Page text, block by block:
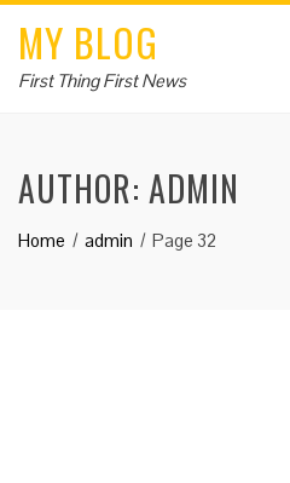
MY BLOG
First Thing First News
AUTHOR: ADMIN
Home admin Page 32